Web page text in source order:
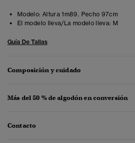
Modelo: Altura 1m89. Pecho 97cm
El modelo lleva/La modelo lleva: M
Guía De Tallas
Composición y cuidado
Más del 50 % de algodón en conversión
Contacto